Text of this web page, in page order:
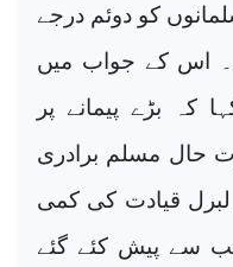
کو دوئم درجے
اس کے جواب میں
کہ بڑے پیمانے پر
حال مسلم برادری
لبرل قیادت کی کمی
سے پیش کئے گئے